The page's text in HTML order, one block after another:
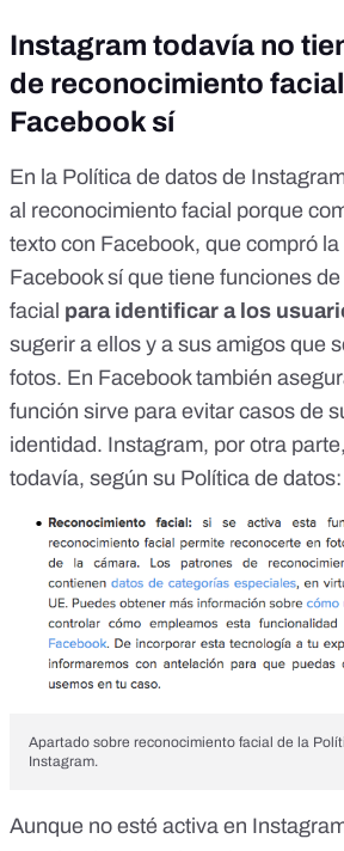
Instagram todavía no
de reconocimiento
Facebook sí
En la Política de datos de
al reconocimiento facial porque
texto con Facebook, que compró
Facebook sí que tiene funciones
facial para identificar a los
sugerir a ellos y a sus amigos que
fotos. En Facebook también
función sirve para evitar casos de
identidad. Instagram, por otra
todavía, según su Política de datos:
Apartado sobre reconocimiento facial de la
Instagram.
Aunque no esté activa en